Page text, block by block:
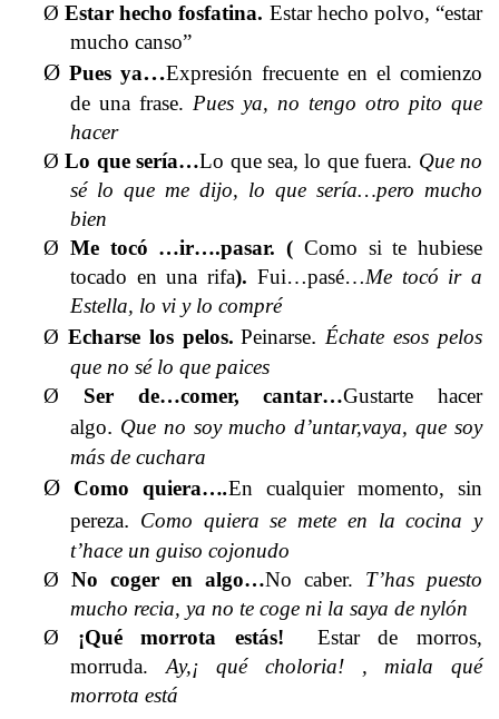
ØEstar hecho fosfatina. Estar hecho polvo, “estar
mucho canso”
Ø Pues ya…Expresión frecuente en el comienzo
de una frase. Pues ya, no tengo otro pito que
hacer
ØLo que sería…Lo que sea, lo que fuera. Que no
sé lo que me dijo, lo que sería…pero mucho
bien
Ø Me tocó …ir….pasar. ( Como si te hubiese
tocado en una rifa). Fui…pasé…Me tocó ir a
Estella, lo vi y lo compré
Ø Echarse los pelos. Peinarse. Échate esos pelos
que no sé lo que paices
Ø Ser de…comer, cantar…Gustarte hacer
algo. Que no soy mucho d’untar,vaya, que soy
más de cuchara
Ø Como quiera….En cualquier momento, sin
pereza. Como quiera se mete en la cocina y
t’hace un guiso cojonudo
Ø No coger en algo…No caber. T’has puesto
mucho recia, ya no te coge ni la saya de nylón
Ø ¡Qué morrota estás!
Estar de morros,
morruda. Ay,¡ qué choloria! , miala qué
morrota está